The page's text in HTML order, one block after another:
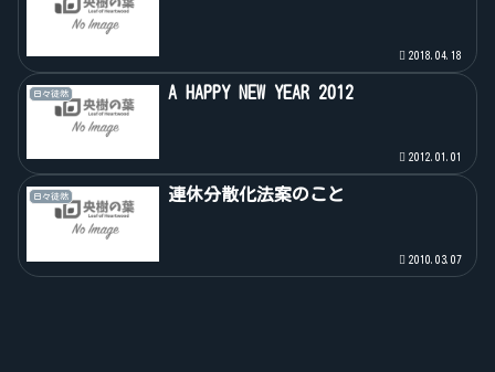
2018.04.18
日々徒然 A HAPPY NEW YEAR 2012
2012.01.01
日々徒然 連休分散化法案のこと
2010.03.07